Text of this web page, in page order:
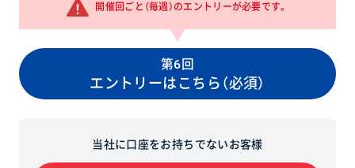
開催回ごと（毎週）のエントリーが必要です。
第6回
エントリーはこちら（必須）
当社に口座をお持ちでないお客様